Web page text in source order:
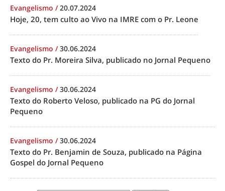
Evangelismo /20.07.2024
Hoje, 20, tem culto ao Vivo na IMRE com o Pr. Leone
Evangelismo /30.06.2024
Texto do Pr. Moreira Silva, publicado no Jornal Pequeno
Evangelismo /30.06.2024
Texto do Roberto Veloso, publicado na PG do Jornal
Pequeno
Evangelismo /30.06.2024
Texto do Pr. Benjamin de Souza, publicado na Página
Gospel do Jornal Pequeno